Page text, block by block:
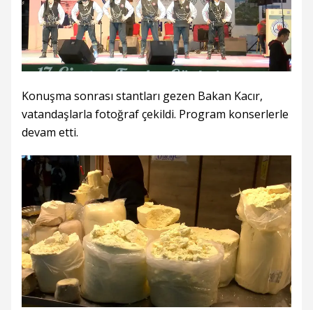
Konuşma sonrası stantları gezen Bakan Kacır,
vatandaşlarla fotoğraf çekildi. Program konserlerle
devam etti.